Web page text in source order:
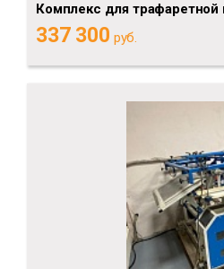
Комплекс для трафаретной
337 300 руб.